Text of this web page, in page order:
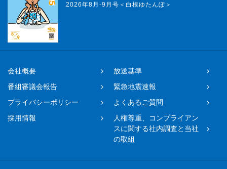
2026年8月-9月号＜白根ゆたんぽ＞
会社概要
放送基準
番組審議会報告
緊急地震速報
プライバシーポリシー
よくあるご質問
採用情報
人権尊重、コンプライアン
スに関する社内調査と当社
の取組